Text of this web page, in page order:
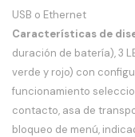
USB o Ethernet
Características de
duración de batería), 3
verde y rojo) con
funcionamiento
contacto, asa de
bloqueo de menú,